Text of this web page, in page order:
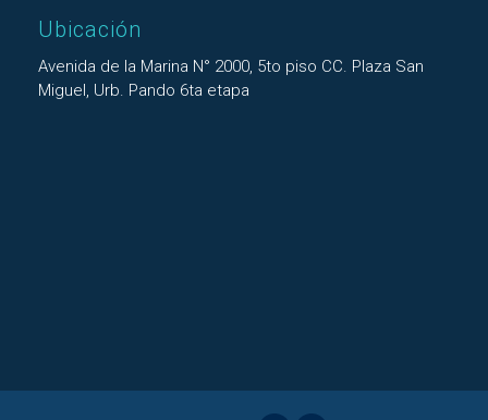
Ubicación
Avenida de la Marina N° 2000, 5to piso CC. Plaza San
Miguel, Urb. Pando 6ta etapa